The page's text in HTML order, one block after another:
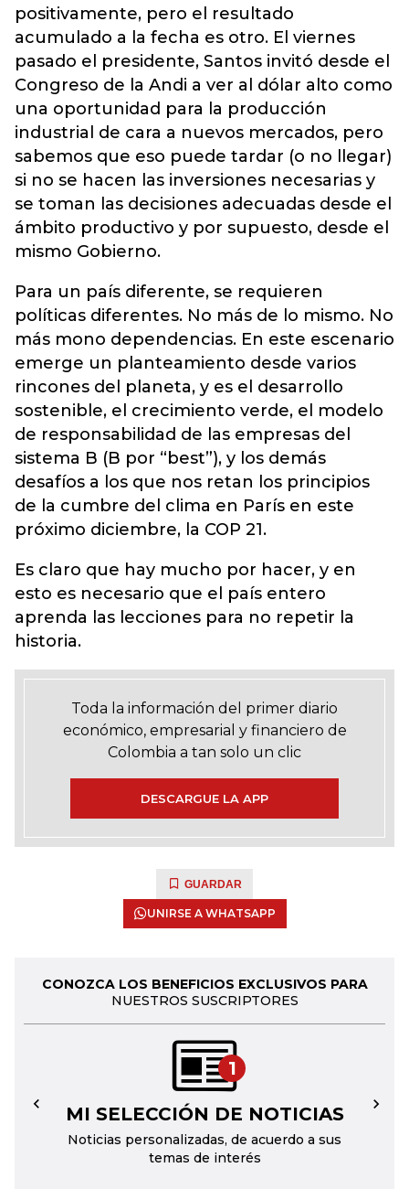
positivamente, pero el resultado
acumulado a la fecha es otro. El viernes
pasado el presidente, Santos invitó desde el
Congreso de la Andi a ver al dólar alto como
una oportunidad para la producción
industrial de cara a nuevos mercados, pero
sabemos que eso puede tardar (o no llegar)
si no se hacen las inversiones necesarias y
se toman las decisiones adecuadas desde el
ámbito productivo y por supuesto, desde el
mismo Gobierno.
Para un país diferente, se requieren
políticas diferentes. No más de lo mismo. No
más mono dependencias. En este escenario
emerge un planteamiento desde varios
rincones del planeta, y es el desarrollo
sostenible, el crecimiento verde, el modelo
de responsabilidad de las empresas del
sistema B (B por “best”), y los demás
desafíos a los que nos retan los principios
de la cumbre del clima en París en este
próximo diciembre, la COP 21.
Es claro que hay mucho por hacer, y en
esto es necesario que el país entero
aprenda las lecciones para no repetir la
historia.
Toda la información del primer diario
económico, empresarial y financiero de
Colombia a tan solo un clic
DESCARGUE LA APP
GUARDAR
UNIRSE A WHATSAPP
CONOZCA LOS BENEFICIOS EXCLUSIVOS PARA
NUESTROS SUSCRIPTORES
1
MI SELECCIÓN DE NOTICIAS
Noticias personalizadas, de acuerdo a sus
temas de interés
← →